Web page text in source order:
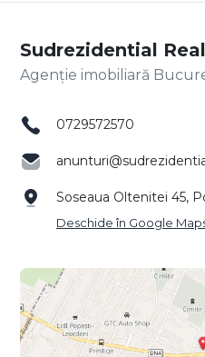
Sudrezidential
Agenție imobiliară
0729572570
Soseaua Oltenitei 45,
Deschide în Google